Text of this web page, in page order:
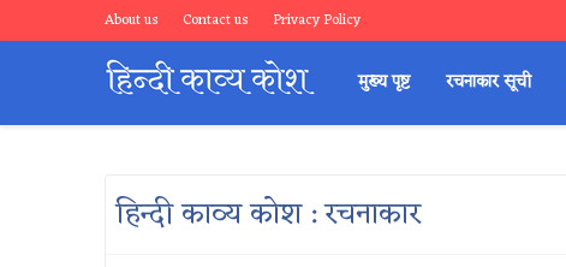
About us Contact us Privacy Policy
मुख्य पृष्ट रचनाकार सूची
हिन्दी काव्य कोश : रचनाकार